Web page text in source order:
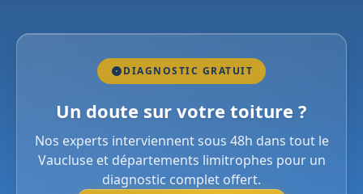
DIAGNOSTIC GRATUIT
Un doute sur votre toiture ?
Nos experts interviennent sous 48h dans tout le
Vaucluse et départements limitrophes pour un
diagnostic complet offert.